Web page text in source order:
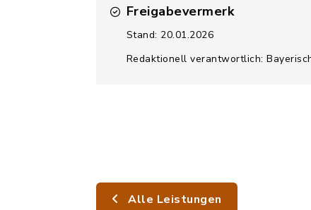
Freigabevermerk
Stand: 20.01.2026
Redaktionell verantwortlich:
Alle Leistungen